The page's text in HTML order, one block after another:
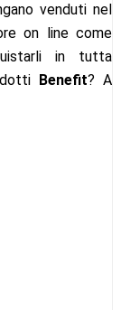
venduti nel
on line come
in tutta
Benefit? A